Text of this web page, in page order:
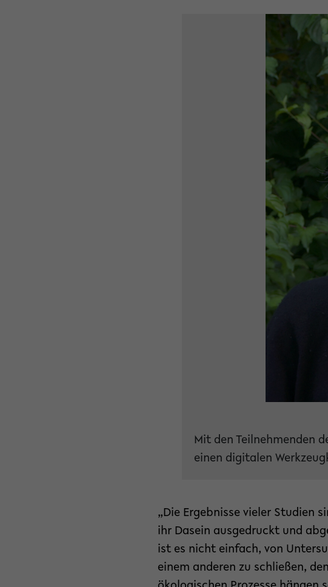
Mit den Teilnehmenden
einen digitalen
„Die Ergebnisse vieler Studien
ihr Dasein ausgedruckt und
ist es nicht einfach, von
einem anderen zu schließen,